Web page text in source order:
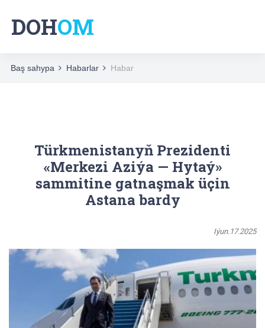
DOHOM
Baş sahypa Habarlar Habar
Türkmenistanyň Prezidenti
«Merkezi Aziýa — Hytaý»
sammitine gatnaşmak üçin
Astana bardy
Iýun.17.2025